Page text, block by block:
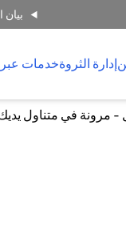
بيان
إدارة الثروةخدمات عبر
مرونة في متناول